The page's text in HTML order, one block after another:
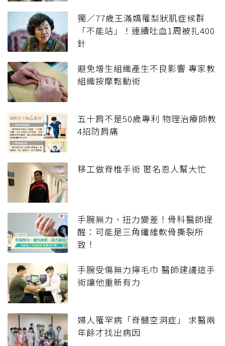
獨／77歲王滿嬌罹梨狀肌症候群
「不能站」！連續吐血1周被扎400
針
避免增生組織產生不良影響 專家教
組織按摩鬆動術
五十肩不是50歲專利 物理治療師教
4招防肩痛
移工做脊椎手術 匿名恩人幫大忙
手腕無力、扭力變差！骨科醫師提
醒：可能是三角纖維軟骨撕裂所
致！
手腕受傷無力擰毛巾 醫師建議這手
術讓他重新有力
婦人罹罕病「脊髓空洞症」 求醫兩
年餘才找出病因